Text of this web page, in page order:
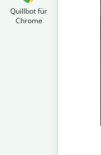
Quillbot für
Chrome